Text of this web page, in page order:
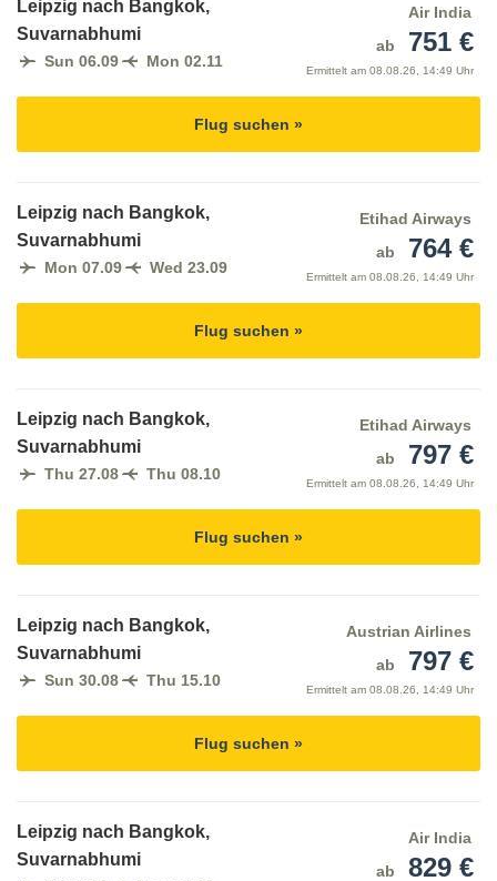
Leipzig nach Bangkok,
Suvarnabhumi
Sun 06.09 Mon 02.11
Air India
ab
751 €
Ermittelt am 08.08.26, 14:49 Uhr
Flug suchen »
Leipzig nach Bangkok,
Suvarnabhumi
Mon 07.09 Wed 23.09
Etihad Airways
ab
764 €
Ermittelt am 08.08.26, 14:49 Uhr
Flug suchen »
Leipzig nach Bangkok,
Suvarnabhumi
Thu 27.08 Thu 08.10
Etihad Airways
ab
797 €
Ermittelt am 08.08.26, 14:49 Uhr
Flug suchen »
Leipzig nach Bangkok,
Suvarnabhumi
Sun 30.08 Thu 15.10
Austrian Airlines
ab
797 €
Ermittelt am 08.08.26, 14:49 Uhr
Flug suchen »
Leipzig nach Bangkok,
Suvarnabhumi
Air India
ab
829 €